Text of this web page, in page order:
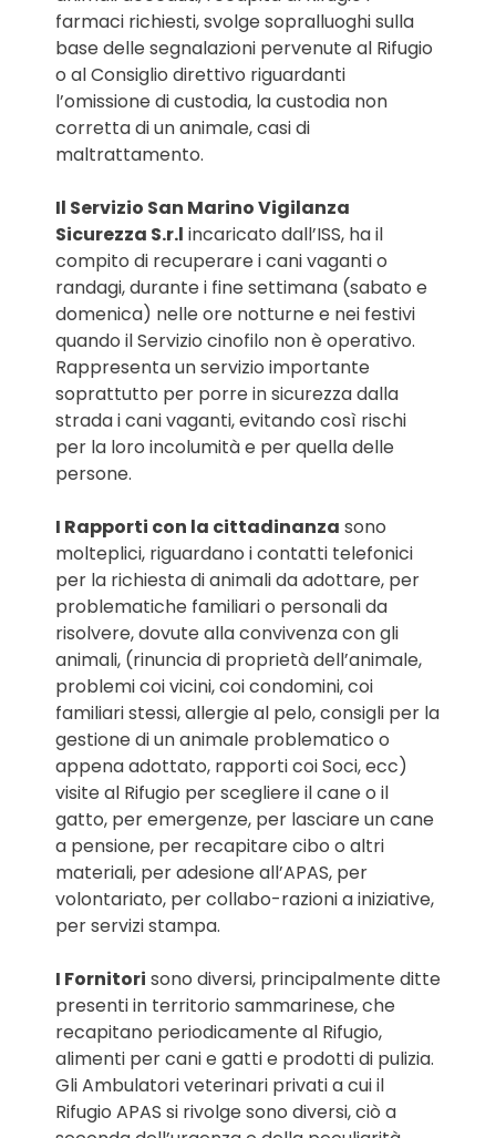
farmaci richiesti, svolge sopralluoghi sulla
base delle segnalazioni pervenute al Rifugio
o al Consiglio direttivo riguardanti
l’omissione di custodia, la custodia non
corretta di un animale, casi di
maltrattamento.
Il Servizio San Marino Vigilanza
Sicurezza S.r.l incaricato dall’ISS, ha il
compito di recuperare i cani vaganti o
randagi, durante i fine settimana (sabato e
domenica) nelle ore notturne e nei festivi
quando il Servizio cinofilo non è operativo.
Rappresenta un servizio importante
soprattutto per porre in sicurezza dalla
strada i cani vaganti, evitando così rischi
per la loro incolumità e per quella delle
persone.
I Rapporti con la cittadinanza sono
molteplici, riguardano i contatti telefonici
per la richiesta di animali da adottare, per
problematiche familiari o personali da
risolvere, dovute alla convivenza con gli
animali, (rinuncia di proprietà dell’animale,
problemi coi vicini, coi condomini, coi
familiari stessi, allergie al pelo, consigli per la
gestione di un animale problematico o
appena adottato, rapporti coi Soci, ecc)
visite al Rifugio per scegliere il cane o il
gatto, per emergenze, per lasciare un cane
a pensione, per recapitare cibo o altri
materiali, per adesione all’APAS, per
volontariato, per collabo-razioni a iniziative,
per servizi stampa.
I Fornitori sono diversi, principalmente ditte
presenti in territorio sammarinese, che
recapitano periodicamente al Rifugio,
alimenti per cani e gatti e prodotti di pulizia.
Gli Ambulatori veterinari privati a cui il
Rifugio APAS si rivolge sono diversi, ciò a